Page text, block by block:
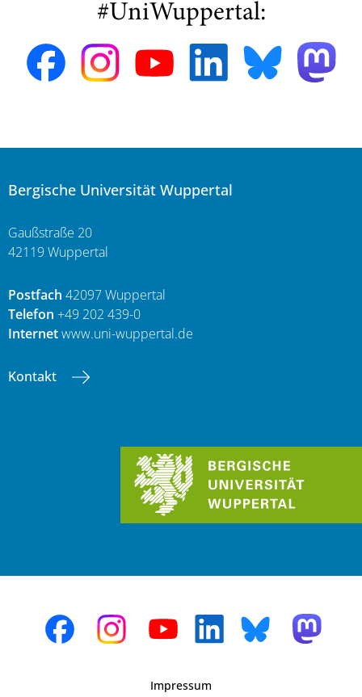
#UniWuppertal:
Bergische Universität Wuppertal
Gaußstraße 20
42119 Wuppertal
Postfach 42097 Wuppertal
Telefon +49 202 439-0
Internetwww.uni-wuppertal.de
Kontakt
Impressum